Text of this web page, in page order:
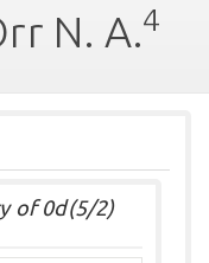
N. A.4
of 0d(5/2)